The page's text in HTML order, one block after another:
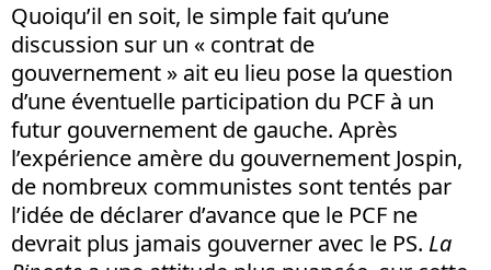
Quoiqu’il en soit, le simple fait qu’une
discussion sur un « contrat de
gouvernement » ait eu lieu pose la question
d’une éventuelle participation du PCF à un
futur gouvernement de gauche. Après
l’expérience amère du gouvernement Jospin,
de nombreux communistes sont tentés par
l’idée de déclarer d’avance que le PCF ne
devrait plus jamais gouverner avec le PS. La